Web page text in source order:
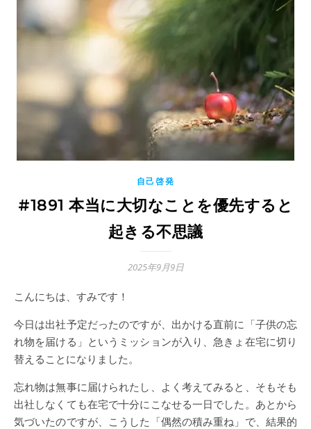
自己啓発
#1891 本当に大切なことを優先すると
起きる不思議
2025年9月9日
こんにちは、すみです！
今日は出社予定だったのですが、出かける直前に「子供の忘
れ物を届ける」というミッションが入り、急きょ在宅に切り
替えることになりました。
忘れ物は無事に届けられたし、よく考えてみると、そもそも
出社しなくても在宅で十分にこなせる一日でした。あとから
気づいたのですが、こうした「偶然の積み重ね」で、結果的